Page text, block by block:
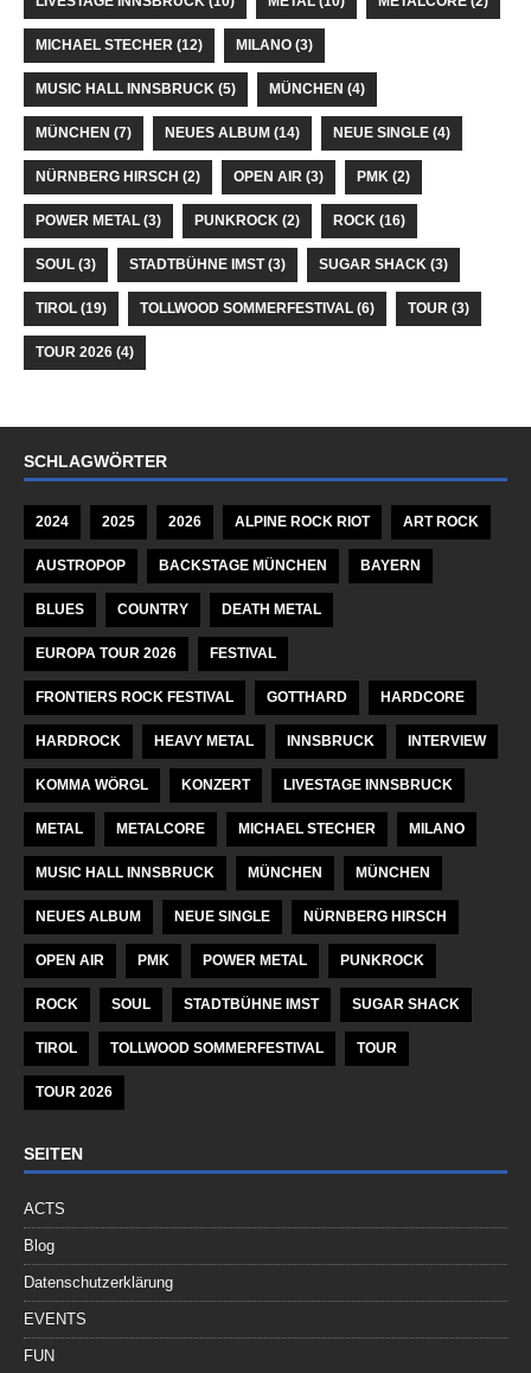
MICHAEL STECHER (12) MILANO (3)
MUSIC HALL INNSBRUCK (5) MÜNCHEN (4)
MÜNCHEN (7) NEUES ALBUM (14) NEUE SINGLE (4)
NÜRNBERG HIRSCH (2) OPEN AIR (3) PMK (2)
POWER METAL (3) PUNKROCK (2) ROCK (16)
SOUL (3) STADTBÜHNE IMST(3) SUGAR SHACK (3)
TIROL (19) TOLLWOOD SOMMERFESTIVAL (6) TOUR (3)
TOUR 2026 (4)
SCHLAGWÖRTER
2024 2025 2026 ALPINE ROCK RIOT ART ROCK
AUSTROPOP BACKSTAGE MÜNCHEN BAYERN
BLUES COUNTRY DEATH METAL
EUROPA TOUR 2026 FESTIVAL
FRONTIERS ROCK FESTIVAL GOTTHARD HARDCORE
HARDROCK HEAVY METAL INNSBRUCK INTERVIEW
KOMMA WÖRGL KONZERT LIVESTAGE INNSBRUCK
METAL METALCORE MICHAEL STECHER MILANO
MUSIC HALL INNSBRUCK MÜNCHEN MÜNCHEN
NEUES ALBUM NEUE SINGLE NÜRNBERG HIRSCH
OPEN AIR PMK POWER METAL PUNKROCK
ROCK SOUL STADTBÜHNE IMST SUGAR SHACK
TIROL TOLLWOOD SOMMERFESTIVAL TOUR
TOUR 2026
SEITEN
ACTS
Blog
Datenschutzerklärung
EVENTS
FUN